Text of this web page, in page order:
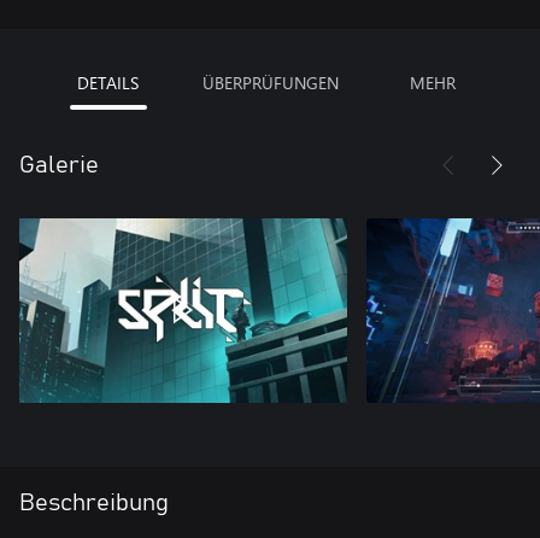
DETAILS ÜBERPRÜFUNGEN MEHR
Galerie
Beschreibung